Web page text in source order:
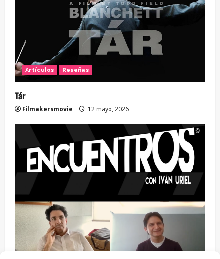
Artículos Reseñas
Tár
Filmakersmovie 12 mayo, 2026